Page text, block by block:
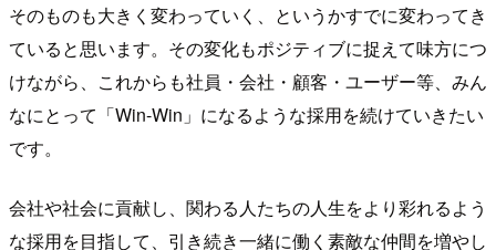
そのものも大きく変わっていく、というかすでに変わってき
ていると思います。その変化もポジティブに捉えて味方につ
けながら、これからも社員・会社・顧客・ユーザー等、みん
なにとって「Win-Win」になるような採用を続けていきたい
です。
会社や社会に貢献し、関わる人たちの人生をより彩れるよう
な採用を目指して、引き続き一緒に働く素敵な仲間を増やし